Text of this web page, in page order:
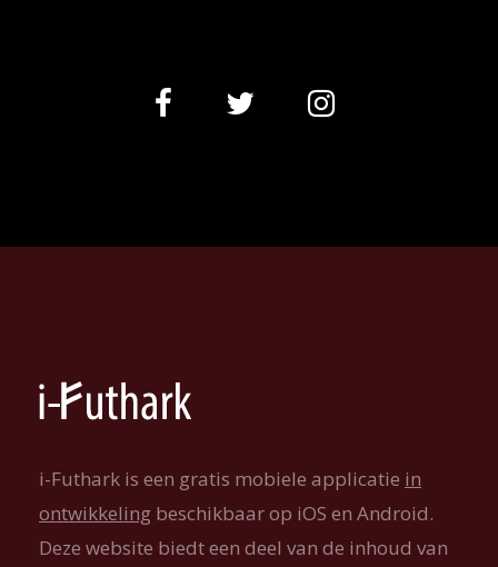
i-Futhark is een gratis mobiele applicatie in
ontwikkeling beschikbaar op iOS en Android.
Deze website biedt een deel van de inhoud van